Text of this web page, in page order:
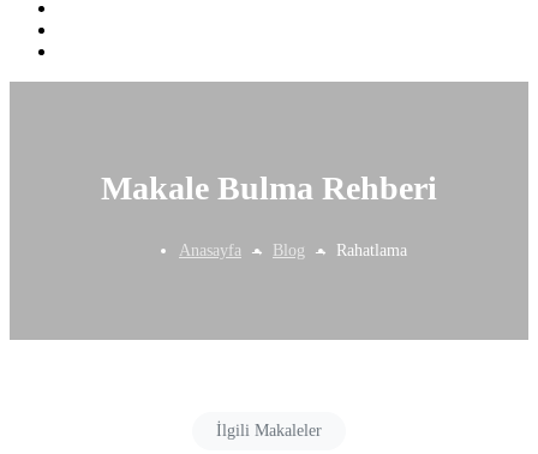
Makale Bulma Rehberi
Anasayfa Blog Rahatlama
İlgili Makaleler